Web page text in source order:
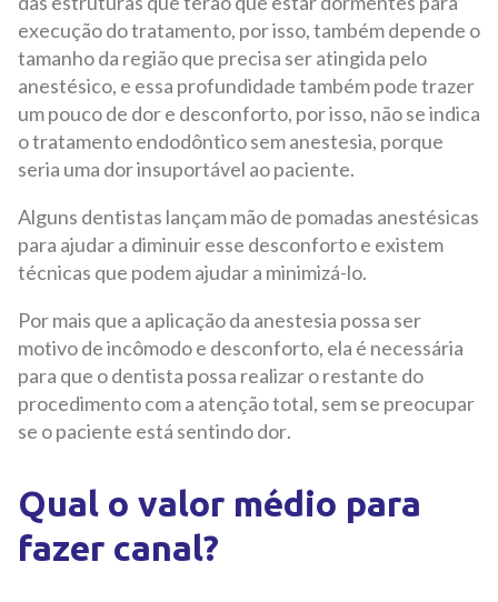
execução do tratamento, por isso, também depende o
tamanho da região que precisa ser atingida pelo
anestésico, e essa profundidade também pode trazer
um pouco de dor e desconforto, por isso, não se indica
o tratamento endodôntico sem anestesia, porque
seria uma dor insuportável ao paciente.
Alguns dentistas lançam mão de pomadas anestésicas
para ajudar a diminuir esse desconforto e existem
técnicas que podem ajudar a minimizá-lo.
Por mais que a aplicação da anestesia possa ser
motivo de incômodo e desconforto, ela é necessária
para que o dentista possa realizar o restante do
procedimento com a atenção total, sem se preocupar
se o paciente está sentindo dor.
Qual o valor médio para
fazer canal?